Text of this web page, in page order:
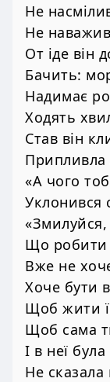
Не
Не
От іде він
Бачить:
Надимає
Ходять
Став він
Припливла
«А чого
Уклонився
Що робити
Вже не
Хоче бути
Щоб жити
Щоб сама
І в неї
Не сказала